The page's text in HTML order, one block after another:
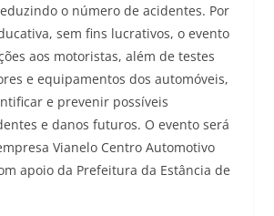
o número de acidentes. Por
sem fins lucrativos, o evento
aos motoristas, além de testes
e equipamentos dos automóveis,
e prevenir possíveis
e danos futuros. O evento será
Vianelo Centro Automotivo
apoio da Prefeitura da Estância de